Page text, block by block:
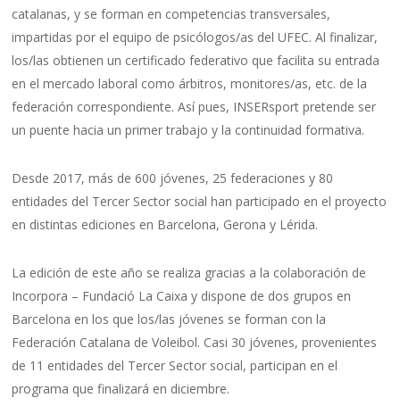
catalanas, y se forman en competencias transversales,
impartidas por el equipo de psicólogos/as del UFEC. Al finalizar,
los/las obtienen un certificado federativo que facilita su entrada
en el mercado laboral como árbitros, monitores/as, etc. de la
federación correspondiente. Así pues, INSERsport pretende ser
un puente hacia un primer trabajo y la continuidad formativa.
Desde 2017, más de 600 jóvenes, 25 federaciones y 80
entidades del Tercer Sector social han participado en el proyecto
en distintas ediciones en Barcelona, Gerona y Lérida.
La edición de este año se realiza gracias a la colaboración de
Incorpora – Fundació La Caixa y dispone de dos grupos en
Barcelona en los que los/las jóvenes se forman con la
Federación Catalana de Voleibol. Casi 30 jóvenes, provenientes
de 11 entidades del Tercer Sector social, participan en el
programa que finalizará en diciembre.